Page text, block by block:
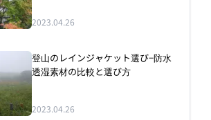
2023.04.26
登山のレインジャケット選び−防水
透湿素材の比較と選び方
2023.04.26